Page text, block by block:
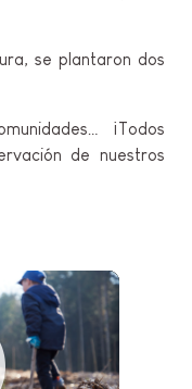
se plantaron dos
¡Todos
de nuestros